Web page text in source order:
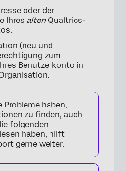
oder der
Ihres alten Qualtrics-
(neu und
zum
Benutzerkonto in
Probleme haben,
zu finden, auch
folgenden
haben, hilft
gerne weiter.